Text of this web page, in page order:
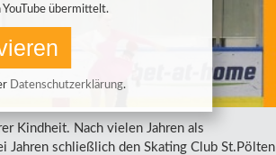
übermittelt.
Datenschutzerklärung.
Kindheit. Nach vielen Jahren als
Jahren schließlich den Skating Club St.Pölten